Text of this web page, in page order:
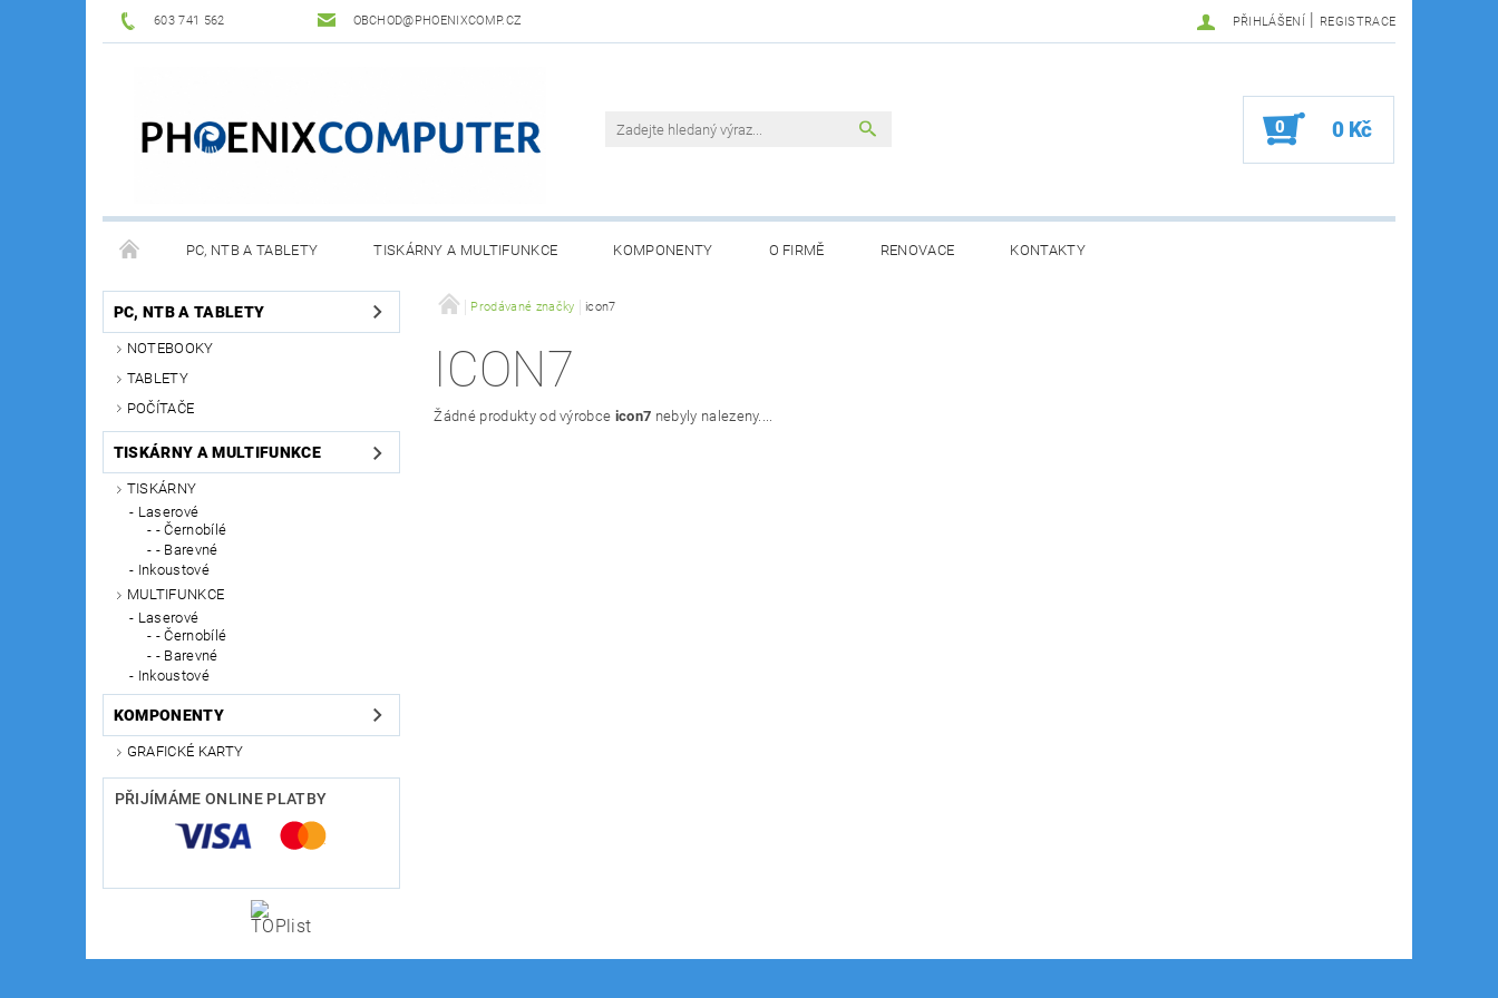
603 741 562 OBCHOD@PHOENIXCOMP.CZ PŘIHLÁŠENÍ | REGISTRACE
0 0 Kč
PC, NTB A TABLETY TISKÁRNY A MULTIFUNKCE KOMPONENTY O FIRMĚ RENOVACE KONTAKTY
PC, NTB A TABLETY
NOTEBOOKY
TABLETY
POČÍTAČE
TISKÁRNY A MULTIFUNKCE
TISKÁRNY
Laserové
- Černobílé
- Barevné
Inkoustové
MULTIFUNKCE
Laserové
- Černobílé
- Barevné
Inkoustové
KOMPONENTY
GRAFICKÉ KARTY
PŘIJÍMÁME ONLINE PLATBY
Prodávané značky icon7
ICON7
Žádné produkty od výrobce icon7 nebyly nalezeny....